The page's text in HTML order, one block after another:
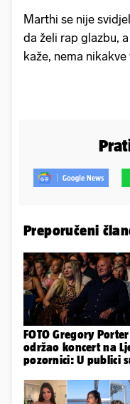
Marthi se nije
da želi rap glazbu,
kaže, nema nikakve
Preporučeni
FOTO Gregory Porter
održao koncert na
pozornici: U publici